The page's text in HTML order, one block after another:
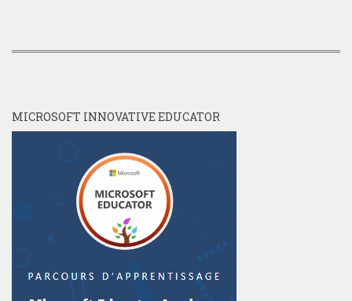
MICROSOFT INNOVATIVE EDUCATOR